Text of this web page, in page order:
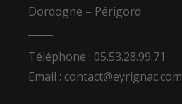
Dordogne – Périgord
Téléphone : 05.53.28.99.71
Email : contact@eyrignac.com